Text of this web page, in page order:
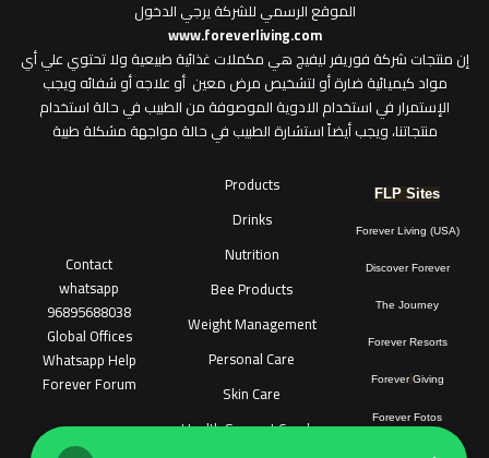
الموقع الرسمي للشركة يرجي الدخول
www.foreverliving.com
​إن منتجات شركة فوريفر ليفيج هي مكملات غذائية طبيعية ولا تحتوي علي أي
مواد كيميائية ضارة أو لتشخيص مرض معين أو علاجه أو شفائه ويجب
الإستمرار في استخدام الادوية الموصوفة من الطبيب في حالة استخدام
منتجاتنا، ويجب أيضاً استشارة الطبيب في حالة مواجهة مشكلة طبية
FLP Sites
Forever Living (USA)
Discover Forever
The Journey
Forever Resorts
Forever Giving
Forever Fotos
Products
Drinks
Nutrition
Bee Products
Weight Management
Personal Care
Skin Care
Health Support Combo
Contact
whatsapp
96895688038
Global Offices
Whatsapp Help
Forever Forum